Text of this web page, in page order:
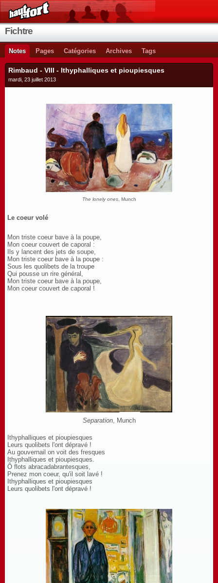
Fichtre
Notes Pages Catégories Archives Tags
Rimbaud - VIII - Ithyphalliques et pioupiesques
mardi, 23 juillet 2013
The lonely ones, Munch
Le coeur volé
Mon triste coeur bave à la poupe,
Mon coeur couvert de caporal :
Ils y lancent des jets de soupe,
Mon triste coeur bave à la poupe :
Sous les quolibets de la troupe
Qui pousse un rire général,
Mon triste coeur bave à la poupe,
Mon coeur couvert de caporal !
Separation, Munch
Ithyphalliques et pioupiesques
Leurs quolibets l'ont dépravé !
Au gouvernail on voit des fresques
Ithyphalliques et pioupiesques.
Ô flots abracadabrantesques,
Prenez mon coeur, qu'il soit lavé !
Ithyphalliques et pioupiesques
Leurs quolibets l'ont dépravé !